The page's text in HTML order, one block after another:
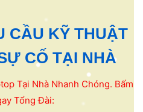
CẦU KỸ THUẬT
CỐ TẠI NHÀ
Tại Nhà Nhanh Chóng. Bấm
Tổng Đài: